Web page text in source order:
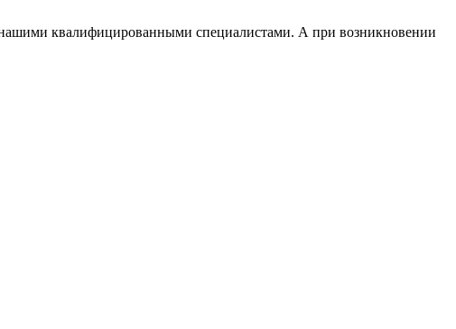
квалифицированными специалистами. А при возникновении